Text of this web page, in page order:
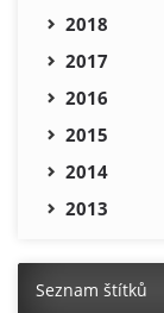
2018
2017
2016
2015
2014
2013
Seznam štítků